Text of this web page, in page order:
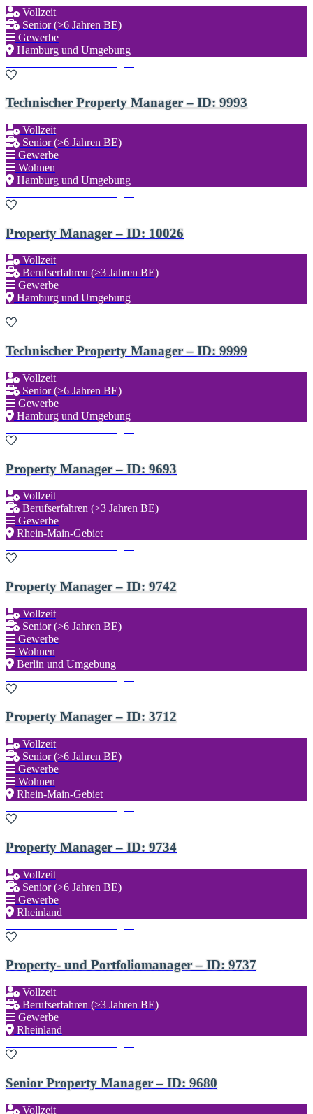
Vollzeit
Senior (>6 Jahren BE)
Gewerbe
Hamburg und Umgebung
Technischer Property Manager – ID: 9993
Vollzeit
Senior (>6 Jahren BE)
Gewerbe
Wohnen
Hamburg und Umgebung
Property Manager – ID: 10026
Vollzeit
Berufserfahren (>3 Jahren BE)
Gewerbe
Hamburg und Umgebung
Technischer Property Manager – ID: 9999
Vollzeit
Senior (>6 Jahren BE)
Gewerbe
Hamburg und Umgebung
Property Manager – ID: 9693
Vollzeit
Berufserfahren (>3 Jahren BE)
Gewerbe
Rhein-Main-Gebiet
Property Manager – ID: 9742
Vollzeit
Senior (>6 Jahren BE)
Gewerbe
Wohnen
Berlin und Umgebung
Property Manager – ID: 3712
Vollzeit
Senior (>6 Jahren BE)
Gewerbe
Wohnen
Rhein-Main-Gebiet
Property Manager – ID: 9734
Vollzeit
Senior (>6 Jahren BE)
Gewerbe
Rheinland
Property- und Portfoliomanager – ID: 9737
Vollzeit
Berufserfahren (>3 Jahren BE)
Gewerbe
Rheinland
Senior Property Manager – ID: 9680
Vollzeit